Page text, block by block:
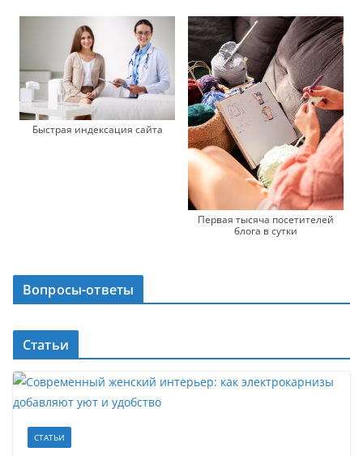
Быстрая индексация сайта
Первая тысяча посетителей
блога в сутки
Вопросы-ответы
Статьи
СТАТЬИ